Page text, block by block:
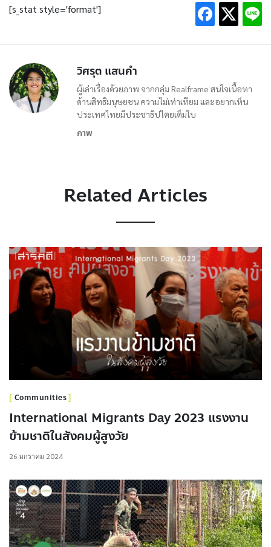
[s_stat style='format']
วิศรุต แสนคำ
ผู้เล่าเรื่องด้วยภาพ จากกลุ่ม Realframe สนใจเนื้อหา
ด้านสิทธิมนุษยชน ความไม่เท่าเทียม และอยากเห็น
ประเทศไทยมีประชาธิปไตยเต็มใบ
ภาพ
Related Articles
Communities
International Migrants Day 2023 แรงงาน
ข้ามชาติในสังคมผู้สูงวัย
26 มกราคม 2024